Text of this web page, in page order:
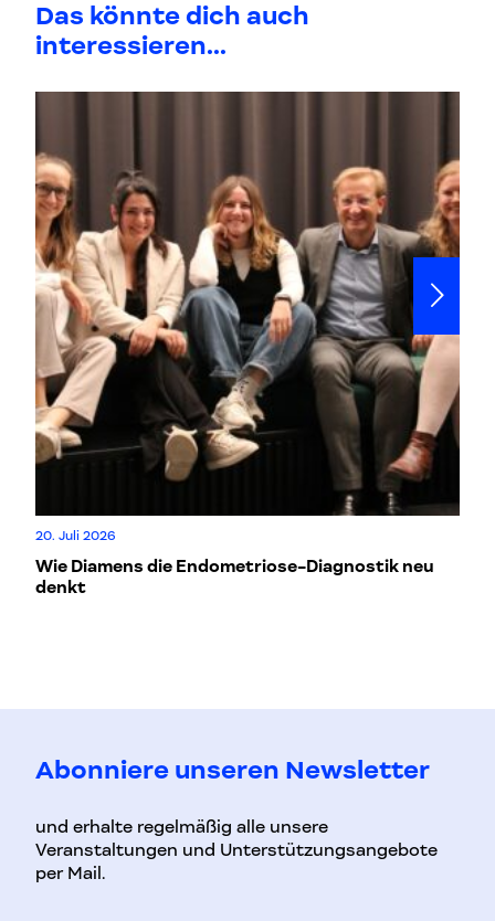
Das könnte dich auch
interessieren...
20. Juli 2026
Wie Diamens die Endometriose-Diagnostik neu
denkt
Abonniere unseren Newsletter
und erhalte regelmäßig alle unsere
Veranstaltungen und Unterstützungsangebote
per Mail.